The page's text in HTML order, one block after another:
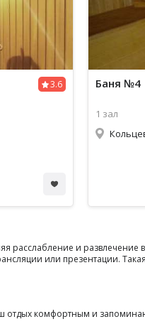
3.6 Баня №4
1 зал
и развлечение
или презентации.
отдых комфортным и